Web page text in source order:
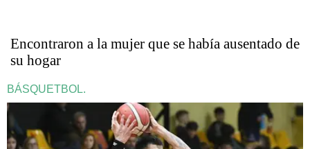
Encontraron a la mujer que se había ausentado de
su hogar
BÁSQUETBOL.